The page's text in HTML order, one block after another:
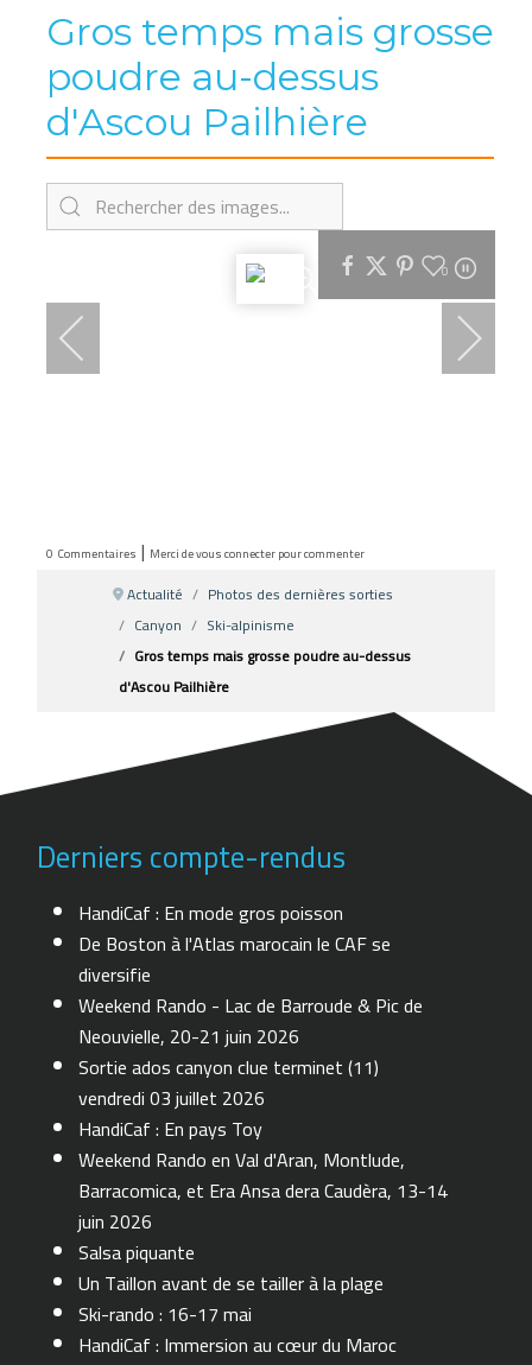
Gros temps mais grosse
poudre au-dessus
d'Ascou Pailhière
0
0 Commentaires | Merci de vous connecter pour commenter
Actualité
Photos des dernières sorties
Canyon
Ski-alpinisme
Gros temps mais grosse poudre au-dessus
d'Ascou Pailhière
Derniers compte-rendus
HandiCaf : En mode gros poisson
De Boston à l'Atlas marocain le CAF se
diversifie
Weekend Rando - Lac de Barroude & Pic de
Neouvielle, 20-21 juin 2026
Sortie ados canyon clue terminet (11)
vendredi 03 juillet 2026
HandiCaf : En pays Toy
Weekend Rando en Val d'Aran, Montlude,
Barracomica, et Era Ansa dera Caudèra, 13-14
juin 2026
Salsa piquante
Un Taillon avant de se tailler à la plage
Ski-rando : 16-17 mai
HandiCaf : Immersion au cœur du Maroc